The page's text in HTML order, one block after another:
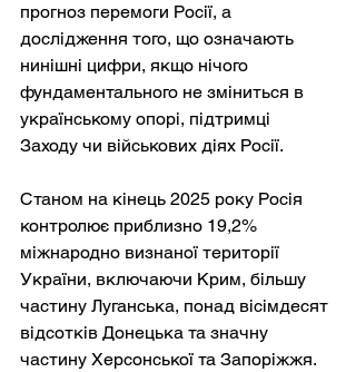
прогноз перемоги Росії, а
дослідження того, що означають
нинішні цифри, якщо нічого
фундаментального не зміниться в
українському опорі, підтримці
Заходу чи військових діях Росії.
Станом на кінець 2025 року Росія
контролює приблизно 19,2%
міжнародно визнаної території
України, включаючи Крим, більшу
частину Луганська, понад вісімдесят
відсотків Донецька та значну
частину Херсонської та Запоріжжя.